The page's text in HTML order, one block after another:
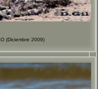
(Diciembre 2009)